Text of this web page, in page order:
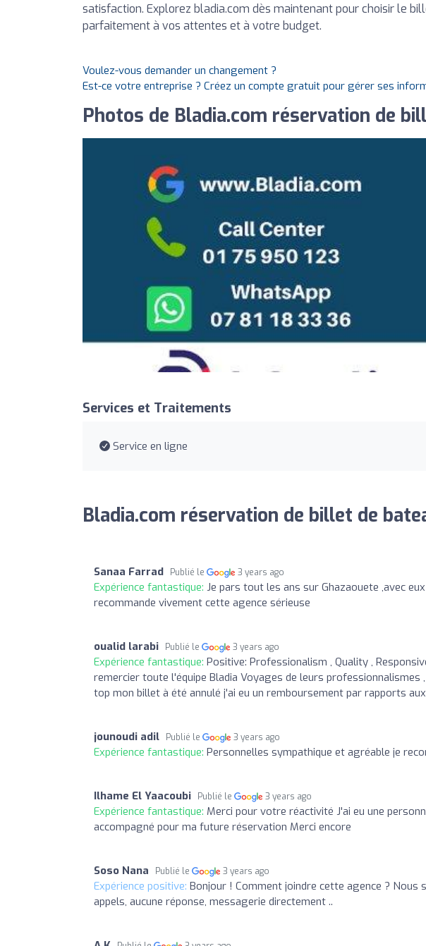
satisfaction. Explorez bladia.com dès maintenant pour choisir le
parfaitement à vos attentes et à votre budget.
Voulez-vous demander un changement ?
Est-ce votre entreprise ? Créez un compte gratuit pour gérer ses
Photos de Bladia.com réservation de
Services et Traitements
Service en ligne
Bladia.com réservation de billet de
Sanaa Farrad Publié le 3 years ago
Expérience fantastique: Je pars tout les ans sur Ghazaouete ,avec
recommande vivement cette agence sérieuse
oualid larabi Publié le 3 years ago
Expérience fantastique: Positive: Professionalism , Quality ,
remercier toute l'équipe Bladia Voyages de leurs professionnalismes
top mon billet à été annulé j'ai eu un remboursement par rapports
jounoudi adil Publié le 3 years ago
Expérience fantastique: Personnelles sympathique et agréable je
Ilhame El Yaacoubi Publié le 3 years ago
Expérience fantastique: Merci pour votre réactivité J'ai eu une
accompagné pour ma future réservation Merci encore
Soso Nana Publié le 3 years ago
Expérience positive: Bonjour ! Comment joindre cette agence ?
appels, aucune réponse, messagerie directement ..